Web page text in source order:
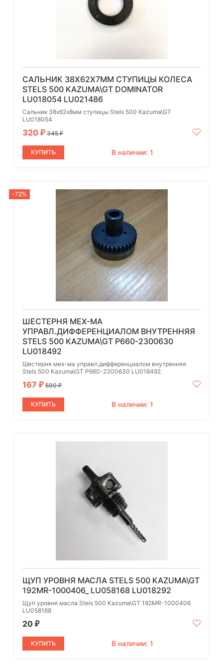
САЛЬНИК 38Х62Х7ММ СТУПИЦЫ КОЛЕСА
STELS 500 KAZUMA\GT DOMINATOR
LU018054 LU021486
Сальник 38х62х8мм ступицы Stels 500 Kazuma\GT
LU018054
320 ₽ 345₽
КУПИТЬ В наличии: 1
-72%
ШЕСТЕРНЯ МЕХ-МА
УПРАВЛ.ДИФФЕРЕНЦИАЛОМ ВНУТРЕННЯЯ
STELS 500 KAZUMA\GT P660-2300630
LU018492
Шестерня мех-ма управл.дифференциалом внутренняя
Stels 500 Kazuma\GT P660-2300630 LU018492
167 ₽ 590₽
КУПИТЬ В наличии: 1
ЩУП УРОВНЯ МАСЛА STELS 500 KAZUMA\GT
192MR-1000406_ LU058168 LU018292
Щуп уровня масла Stels 500 Kazuma\GT 192MR-1000406
LU058168
20 ₽
КУПИТЬ В наличии: 1